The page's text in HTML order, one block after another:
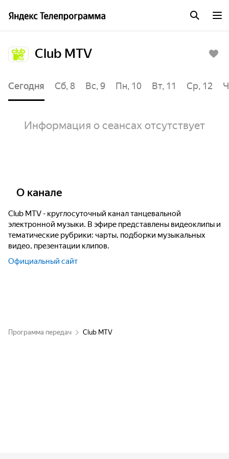
Club MTV
Сегодня Сб, 8 Вс, 9 Пн, 10 Вт, 11 Ср, 12
Информация о сеансах отсутствует
О канале
Club MTV - круглосуточный канал танцевальной
электронной музыки. В эфире представлены видеоклипы и
тематические рубрики: чарты, подборки музыкальных
видео, презентации клипов.
Официальный сайт
Программа передач Club MTV